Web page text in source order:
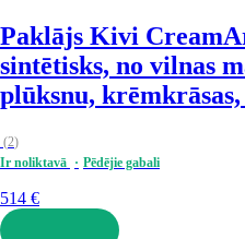
Paklājs Kivi Cream
sintētisks, no vilnas
plūksnu, krēmkrāsas,
(2)
Ir noliktavā
Pēdējie gabali
514 €